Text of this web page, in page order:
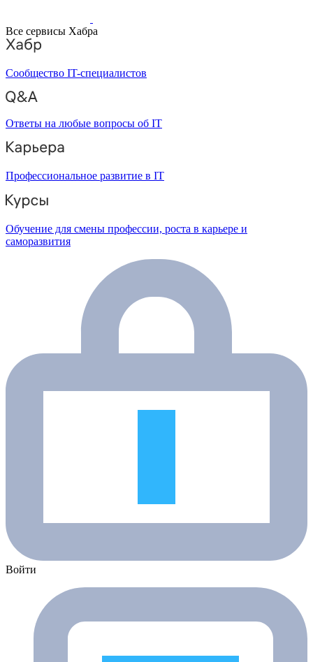
Все сервисы Хабра
Сообщество IT-специалистов
Ответы на любые вопросы об IT
Профессиональное развитие в IT
Обучение для смены профессии, роста в карьере и
саморазвития
Войти